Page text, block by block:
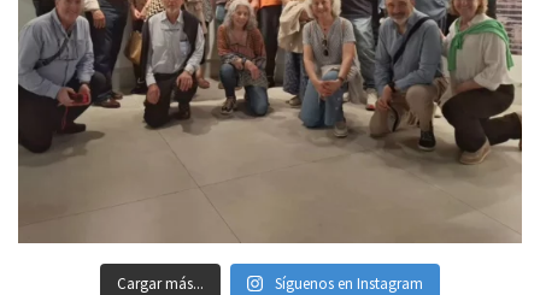
Cargar más... Síguenos en Instagram